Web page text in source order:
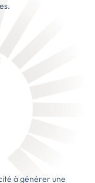
à générer une